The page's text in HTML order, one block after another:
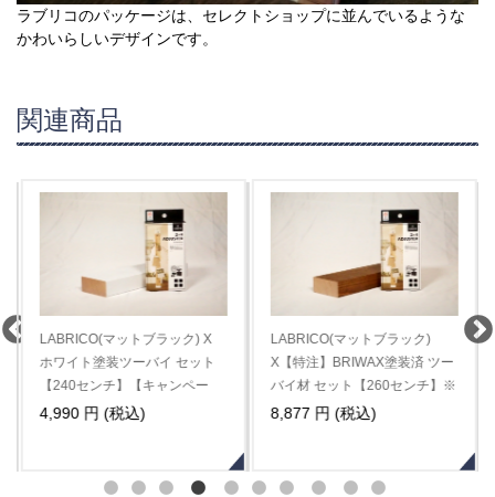
ラブリコのパッケージは、セレクトショップに並んでいるような
かわいらしいデザインです。
関連商品
マットブラック) X
塗装ツーバイ セット
チ】【キャンペー
(税込)
LABRICO(マットブラック)
X【特注】BRIWAX塗装済 ツー
バイ材 セット【260センチ】※
３セット以上は割引が自動的に
8,877 円 (税込)
LABRICO(
グリーンア
バイ材 セッ